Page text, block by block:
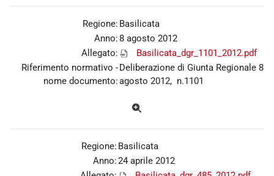
Regione: Basilicata
Anno:8 agosto 2012
Allegato:
Basilicata_dgr_1101_2012.pdf
Riferimento normativo -
nome documento:
Deliberazione di Giunta Regionale 8
agosto 2012, n.1101
Regione: Basilicata
Anno:24 aprile 2012